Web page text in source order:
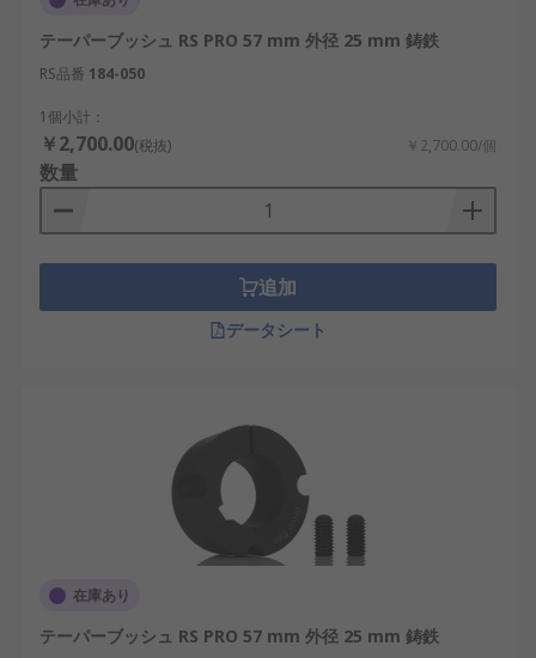
テーパーブッシュ RS PRO 57 mm 外径 25 mm 鋳鉄
RS品番 184-050
1個小計：
￥2,700.00(税抜) ￥2,700.00/個
数量
追加
データシート
在庫あり
テーパーブッシュ RS PRO 57 mm 外径 25 mm 鋳鉄